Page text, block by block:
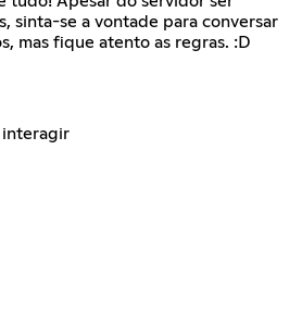
sinta-se a vontade para conversar
mas fique atento as regras. :D
interagir